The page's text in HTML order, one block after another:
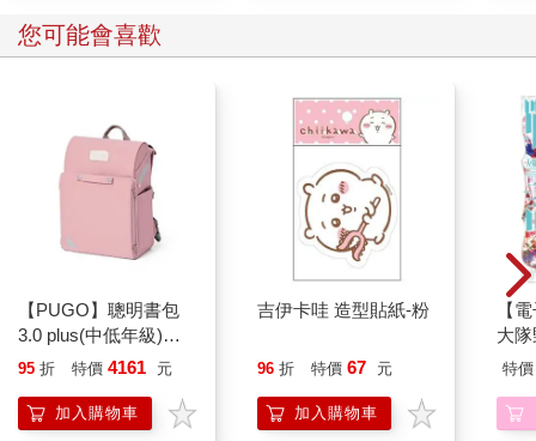
您可能會喜歡
【PUGO】聰明書包
3.0 plus(中低年級)藕
粉 全新進化玩美上市
95 折 特價 4161 元
加入購物車
吉伊卡哇 造型貼紙-粉
96 折 特價 67 元
加入購物車
【
大
特價